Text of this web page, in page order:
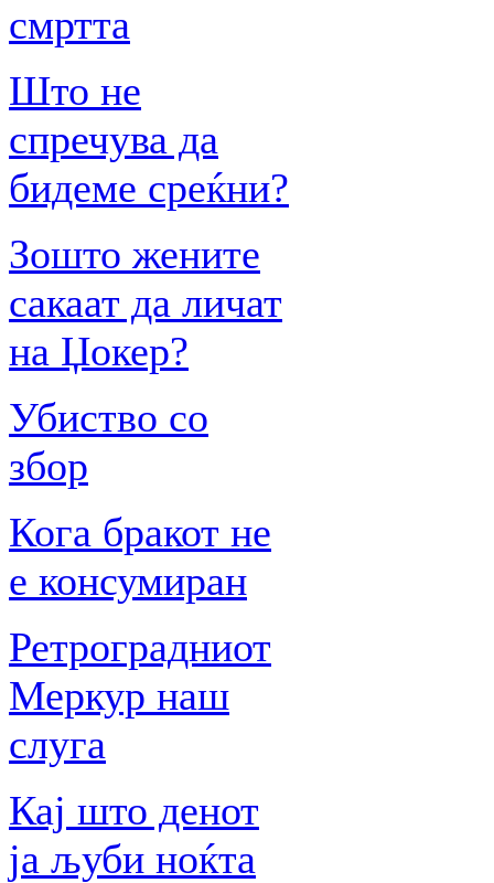
смртта
Што не
спречува да
бидеме среќни?
Зошто жените
сакаат да личат
на Џокер?
Убиство со
збор
Кога бракот не
е консумиран
Ретроградниот
Меркур наш
слуга
Кај што денот
ја љуби ноќта